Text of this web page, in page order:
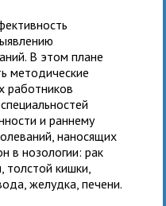
В этом плане
методические
работников
и раннему
наносящих
в нозологии: рак
кишки,
желудка, печени.